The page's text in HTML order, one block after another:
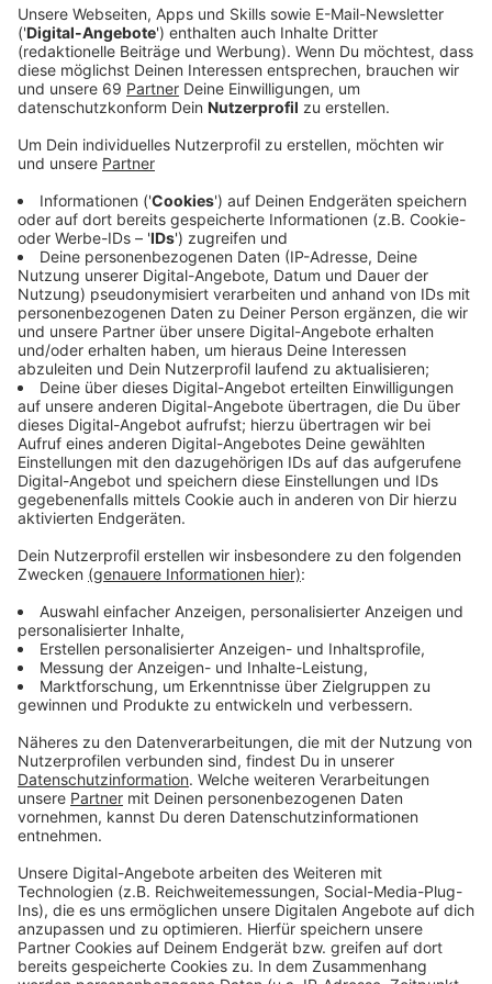
Blick.
Veröffentlicht:Donnerstag, 29.09.2022 06:30
Ordnungsamt und Polizei beobachten in letzter Zeit,
dass die Müllberge in Kinderhaus wieder anwachsen.
Das Müllsammeln ist dem psychisch gestörten Mann
inzwischen zwar gerichtlich untersagt, die Behörden
unternehmen dennoch nichts. Ihnen fehlt die
entsprechende Anordnung der Justiz.
Anzeige
Immer wieder Verzögerungen
Anzeige
Eigentlich hätte der 58-Jährige sich am Mittwoch
(28.09.) vorm Amtsgericht wegen der Bedrohung
seiner Nachbarn verantworten müssen. Doch der
Prozess ist auf Ende November vertagt worden. Nach
Auskunft des Amtsgerichts werden dann gleich
weitere Anklagepunkte mit verhandelt, die sich aus
seinen Wochen langen
Kranbesetzungen im Sommer
ergeben haben.
Anzeige
Unterm Strich geht der Terror in Kinderhaus also fürs
erste weiter.
Anzeige